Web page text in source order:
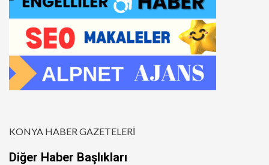
KONYA HABER GAZETELERİ
Diğer Haber Başlıkları